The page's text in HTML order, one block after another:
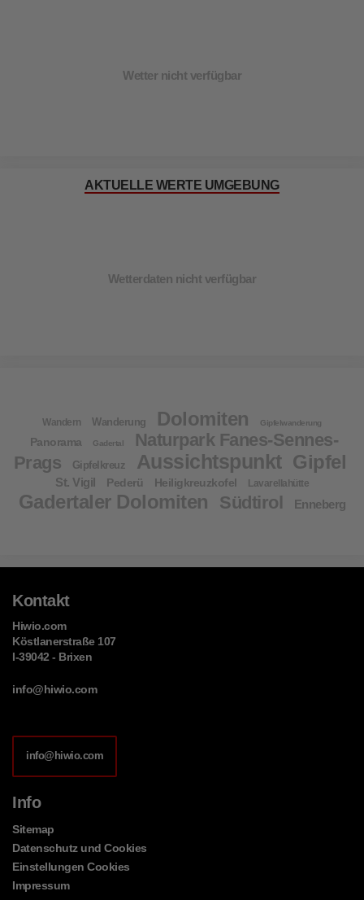
Wetter nicht verfügbar
AKTUELLE WERTE UMGEBUNG
Wetterdaten nicht verfügbar
Wandern Wanderung Dolomiten Gipfelwanderung
Panorama Gadertal
Naturpark Fanes-Sennes-
Prags
Gipfelkreuz Aussichtspunkt Gipfel
St. Vigil Pederü Heiligkreuzkofel Lavarellahütte
Gadertaler Dolomiten Südtirol Enneberg
Kontakt
Hiwio.com
Köstlanerstraße 107
I-39042 - Brixen
info@hiwio.com
info@hiwio.com
Info
Sitemap
Datenschutz und Cookies
Einstellungen Cookies
Impressum